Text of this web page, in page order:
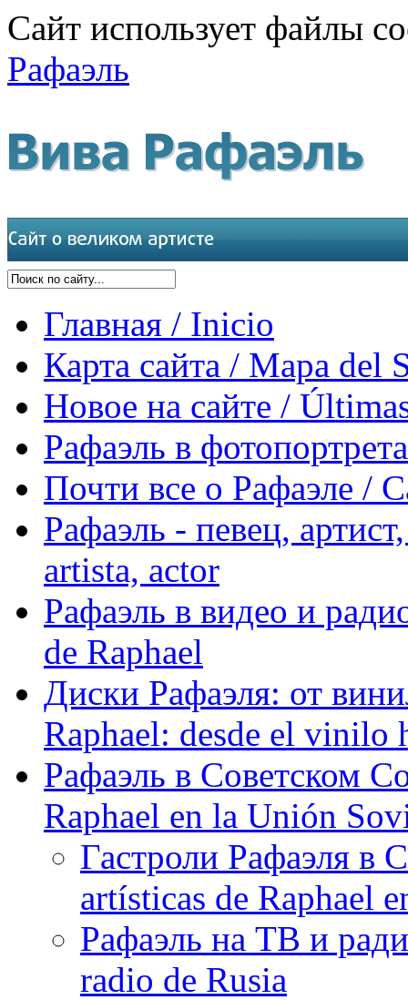
Сайт использует файлы
Рафаэль
Главная / Inicio
Карта сайта / Mapa del
Новое на сайте /
Рафаэль в
Почти все о Рафаэле /
Рафаэль - певец,
artista, actor
Рафаэль в видео и
de Raphael
Диски Рафаэля: от
Raphael: desde el vinilo
Рафаэль в Советском
Raphael en la Unión
Гастроли Рафаэля в
artísticas de Raphael
Рафаэль на ТВ и
radio de Rusia